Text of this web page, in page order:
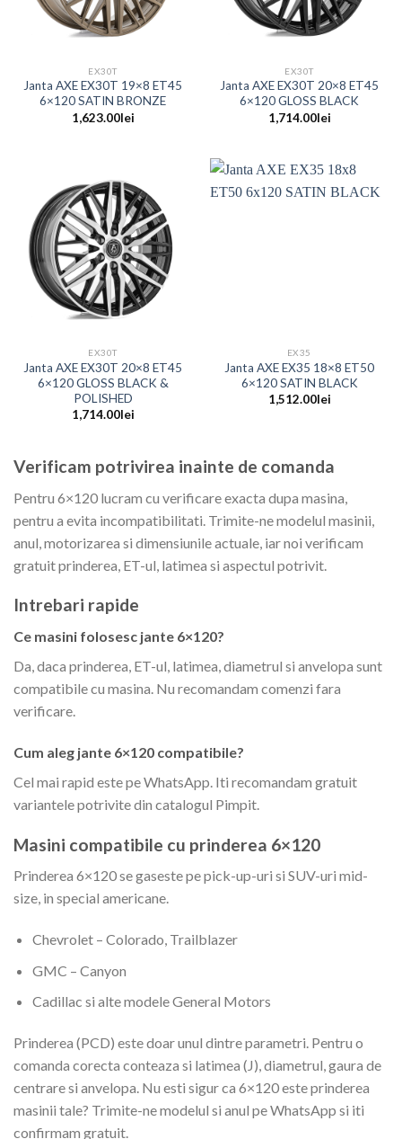
EX30T
Janta AXE EX30T 19×8 ET45
6×120 SATIN BRONZE
1,623.00lei
EX30T
Janta AXE EX30T 20×8 ET45
6×120 GLOSS BLACK
1,714.00lei
EX30T
Janta AXE EX30T 20×8 ET45
6×120 GLOSS BLACK &
POLISHED
1,714.00lei
EX35
Janta AXE EX35 18×8 ET50
6×120 SATIN BLACK
1,512.00lei
Verificam potrivirea inainte de comanda
Pentru 6×120 lucram cu verificare exacta dupa masina,
pentru a evita incompatibilitati. Trimite-ne modelul masinii,
anul, motorizarea si dimensiunile actuale, iar noi verificam
gratuit prinderea, ET-ul, latimea si aspectul potrivit.
Intrebari rapide
Ce masini folosesc jante 6×120?
Da, daca prinderea, ET-ul, latimea, diametrul si anvelopa sunt
compatibile cu masina. Nu recomandam comenzi fara
verificare.
Cum aleg jante 6×120 compatibile?
Cel mai rapid este pe WhatsApp. Iti recomandam gratuit
variantele potrivite din catalogul Pimpit.
Masini compatibile cu prinderea 6×120
Prinderea 6×120 se gaseste pe pick-up-uri si SUV-uri mid-
size, in special americane.
Chevrolet – Colorado, Trailblazer
GMC – Canyon
Cadillac si alte modele General Motors
Prinderea (PCD) este doar unul dintre parametri. Pentru o
comanda corecta conteaza si latimea (J), diametrul, gaura de
centrare si anvelopa. Nu esti sigur ca 6×120 este prinderea
masinii tale? Trimite-ne modelul si anul pe WhatsApp si iti
confirmam gratuit.